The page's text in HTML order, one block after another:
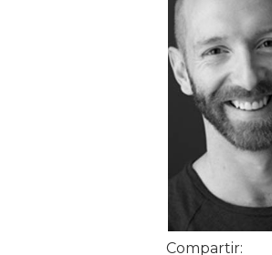
Compartir: